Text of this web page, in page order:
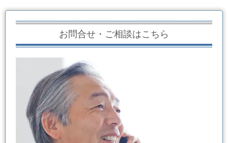
お問合せ・ご相談はこちら